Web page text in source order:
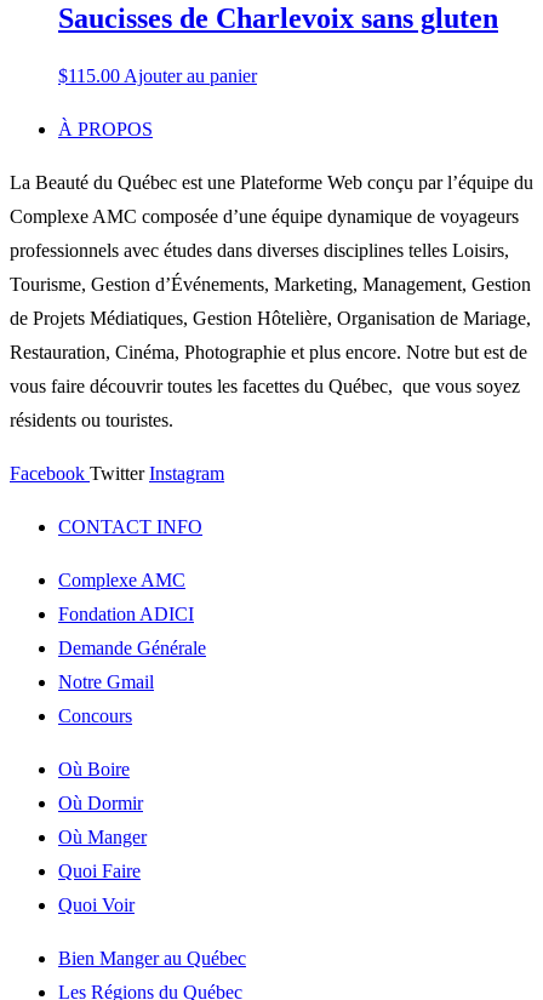
Saucisses de Charlevoix sans gluten
$115.00 Ajouter au panier
À PROPOS
La Beauté du Québec est une Plateforme Web conçu par l’équipe du
Complexe AMC composée d’une équipe dynamique de voyageurs
professionnels avec études dans diverses disciplines telles Loisirs,
Tourisme, Gestion d’Événements, Marketing, Management, Gestion
de Projets Médiatiques, Gestion Hôtelière, Organisation de Mariage,
Restauration, Cinéma, Photographie et plus encore. Notre but est de
vous faire découvrir toutes les facettes du Québec, que vous soyez
résidents ou touristes.
Facebook Twitter Instagram
CONTACT INFO
Complexe AMC
Fondation ADICI
Demande Générale
Notre Gmail
Concours
Où Boire
Où Dormir
Où Manger
Quoi Faire
Quoi Voir
Bien Manger au Québec
Les Régions du Québec